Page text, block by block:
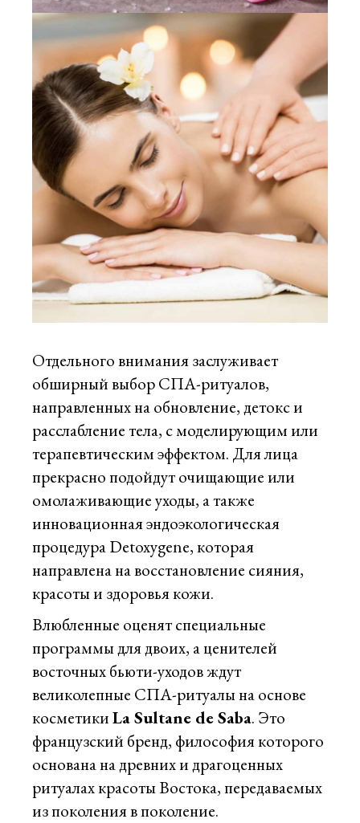
Отдельного внимания заслуживает
обширный выбор СПА-ритуалов,
направленных на обновление, детокс и
расслабление тела, с моделирующим или
терапевтическим эффектом. Для лица
прекрасно подойдут очищающие или
омолаживающие уходы, а также
инновационная эндоэкологическая
процедура Detoxygene, которая
направлена на восстановление сияния,
красоты и здоровья кожи.
Влюбленные оценят специальные
программы для двоих, а ценителей
восточных бьюти-уходов ждут
великолепные СПА-ритуалы на основе
косметикиLa Sultane de Saba. Это
французский бренд, философия которого
основана на древних и драгоценных
ритуалах красоты Востока, передаваемых
из поколения в поколение.